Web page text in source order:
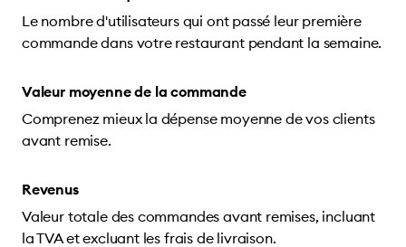
Le nombre d'utilisateurs qui ont passé leur première
commande dans votre restaurant pendant la semaine.
Valeur moyenne de la commande
Comprenez mieux la dépense moyenne de vos clients
avant remise.
Revenus
Valeur totale des commandes avant remises, incluant
la TVA et excluant les frais de livraison.